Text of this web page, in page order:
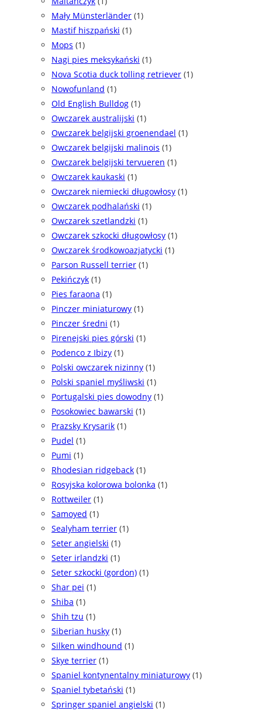
Mały Münsterländer (1)
Mastif hiszpański (1)
Mops (1)
Nagi pies meksykański (1)
Nova Scotia duck tolling retriever (1)
Nowofunland (1)
Old English Bulldog (1)
Owczarek australijski (1)
Owczarek belgijski groenendael (1)
Owczarek belgijski malinois (1)
Owczarek belgijski tervueren (1)
Owczarek kaukaski (1)
Owczarek niemiecki długowłosy (1)
Owczarek podhalański (1)
Owczarek szetlandzki (1)
Owczarek szkocki długowłosy (1)
Owczarek środkowoazjatycki (1)
Parson Russell terrier (1)
Pekińczyk (1)
Pies faraona (1)
Pinczer miniaturowy (1)
Pinczer średni (1)
Pirenejski pies górski (1)
Podenco z Ibizy (1)
Polski owczarek nizinny (1)
Polski spaniel myśliwski (1)
Portugalski pies dowodny (1)
Posokowiec bawarski (1)
Prazsky Krysarik (1)
Pudel (1)
Pumi (1)
Rhodesian ridgeback (1)
Rosyjska kolorowa bolonka (1)
Rottweiler (1)
Samoyed (1)
Sealyham terrier (1)
Seter angielski (1)
Seter irlandzki (1)
Seter szkocki (gordon) (1)
Shar pei (1)
Shiba (1)
Shih tzu (1)
Siberian husky (1)
Silken windhound (1)
Skye terrier (1)
Spaniel kontynentalny miniaturowy (1)
Spaniel tybetański (1)
Springer spaniel angielski (1)